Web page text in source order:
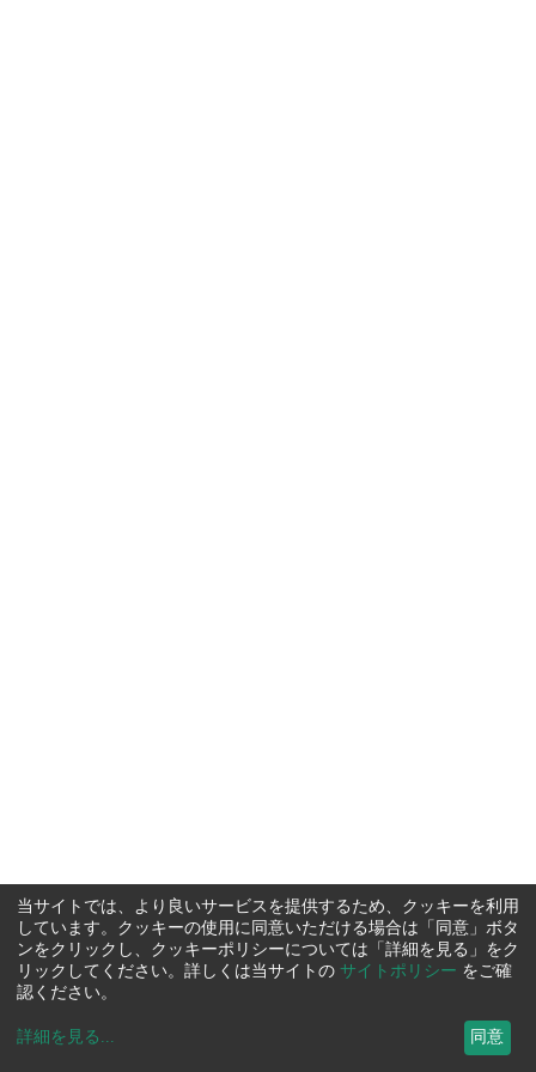
当サイトでは、より良いサービスを提供するため、クッキーを利用
しています。クッキーの使用に同意いただける場合は「同意」ボタ
ンをクリックし、クッキーポリシーについては「詳細を見る」をク
リックしてください。詳しくは当サイトの サイトポリシー をご確
認ください。
詳細を見る ... 同意